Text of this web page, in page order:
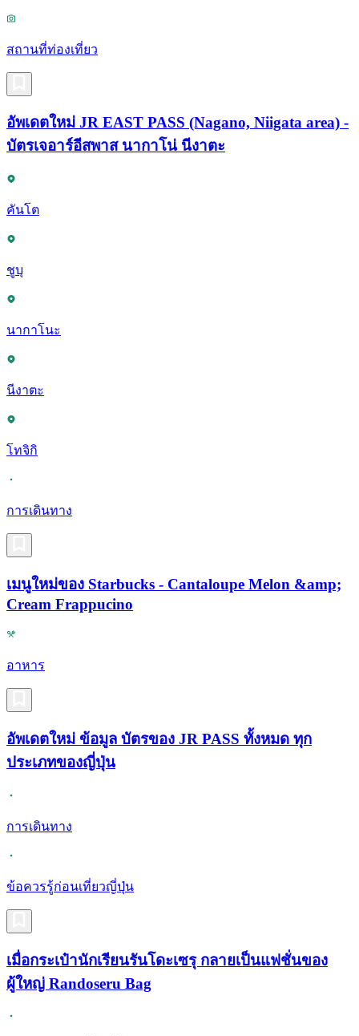
สถานที่ท่องเที่ยว
อัพเดตใหม่ JR EAST PASS (Nagano, Niigata area) -
บัตรเจอาร์อีสพาส นากาโน่ นีงาตะ
คันโต
ชูบุ
นากาโนะ
นีงาตะ
โทจิกิ
การเดินทาง
เมนูใหม่ของ Starbucks - Cantaloupe Melon &amp;
Cream Frappucino
อาหาร
อัพเดตใหม่ ข้อมูล บัตรของ JR PASS ทั้งหมด ทุก
ประเภทของญี่ปุ่น
การเดินทาง
ข้อควรรู้ก่อนเที่ยวญี่ปุ่น
เมื่อกระเป๋านักเรียนรันโดะเซรุ กลายเป็นแฟชั่นของ
ผู้ใหญ่ Randoseru Bag